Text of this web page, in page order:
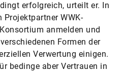
erfolgreich, urteilt er. In
Projektpartner WWK-
anmelden und
Formen der
Verwertung einigen.
bedinge aber Vertrauen in